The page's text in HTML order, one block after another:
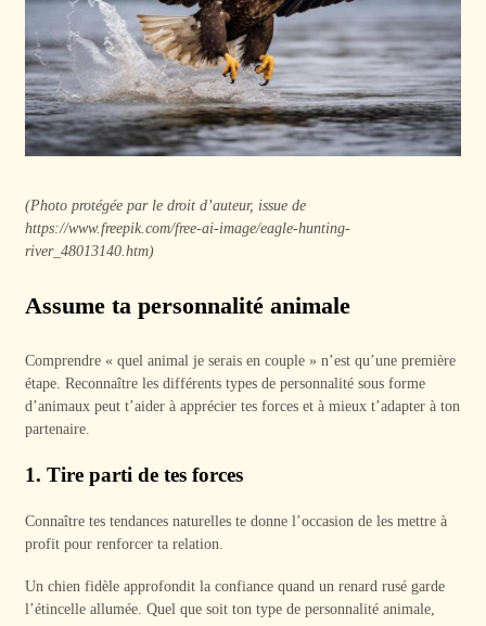
(Photo protégée par le droit d’auteur, issue de
https://www.freepik.com/free-ai-image/eagle-hunting-
river_48013140.htm)
Assume ta personnalité animale
Comprendre « quel animal je serais en couple » n’est qu’une première
étape. Reconnaître les différents types de personnalité sous forme
d’animaux peut t’aider à apprécier tes forces et à mieux t’adapter à ton
partenaire.
1. Tire parti de tes forces
Connaître tes tendances naturelles te donne l’occasion de les mettre à
profit pour renforcer ta relation.
Un chien fidèle approfondit la confiance quand un renard rusé garde
l’étincelle allumée. Quel que soit ton type de personnalité animale,